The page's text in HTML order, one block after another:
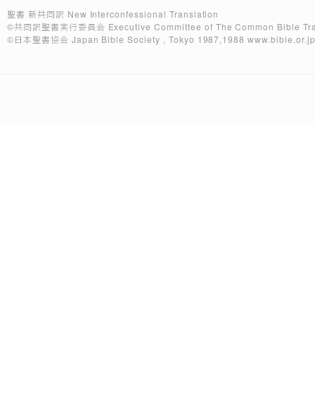
聖書 新共同訳 New Interconfessional Translation
©共同訳聖書実行委員会 Executive Committee of The Common Bible
©日本聖書協会 Japan Bible Society , Tokyo 1987,1988www.bible.or.jp